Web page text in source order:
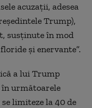
acuzații, adesea
Trump),
susținute în mod
și enervante”.
a lui Trump
în următoarele
limiteze la 40 de